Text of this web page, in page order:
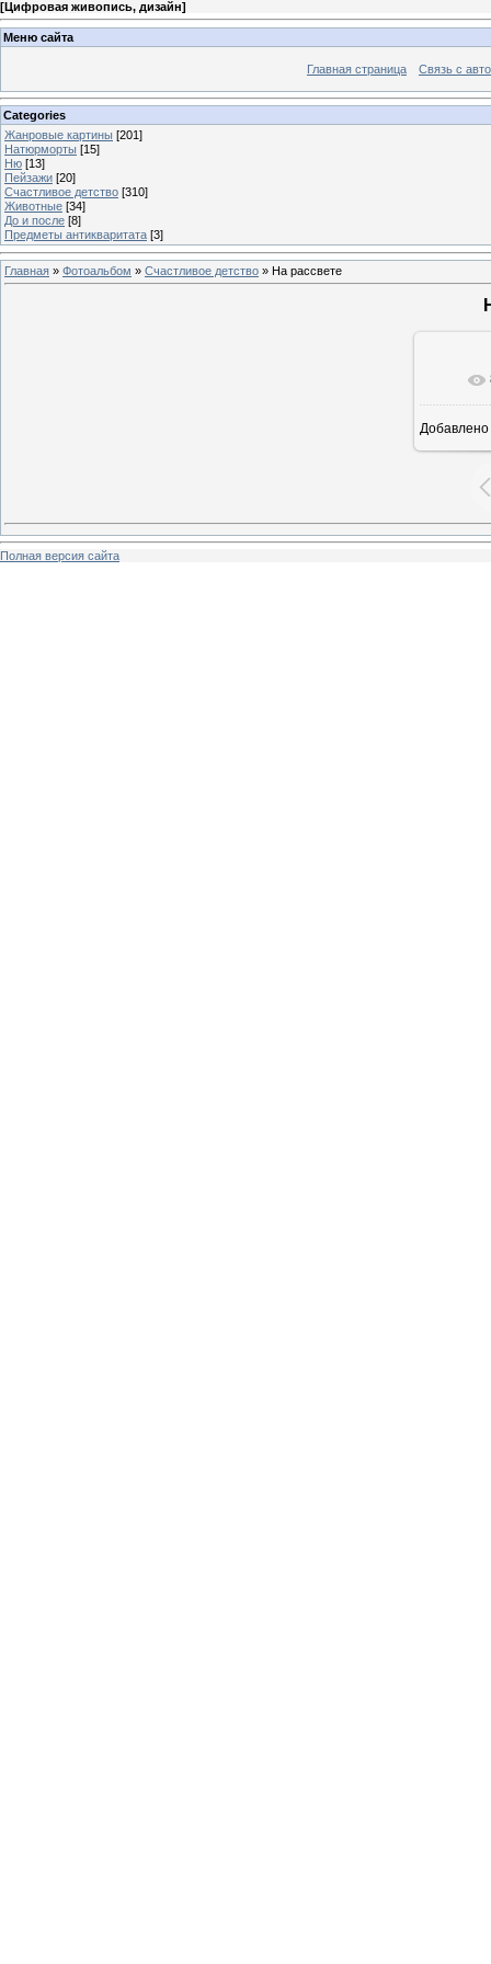
[Цифровая живопись, дизайн]
Меню сайта
Главная страница Связь с
Categories
Жанровые картины [201]
Натюрморты [15]
Ню [13]
Пейзажи [20]
Счастливое детство [310]
Животные [34]
До и после [8]
Предметы антикваритата [3]
Главная » Фотоальбом » Счастливое детство » На рассвете
В
Добавлено
Полная версия сайта